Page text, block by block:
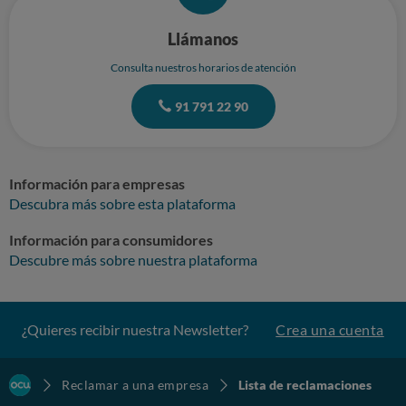
Llámanos
Consulta nuestros horarios de atención
91 791 22 90
Información para empresas
Descubra más sobre esta plataforma
Información para consumidores
Descubre más sobre nuestra plataforma
¿Quieres recibir nuestra Newsletter? Crea una cuenta
Reclamar a una empresa
Lista de reclamaciones